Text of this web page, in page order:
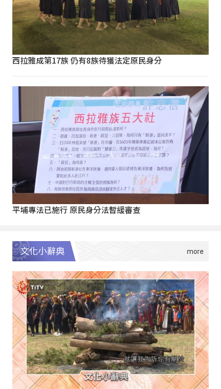
西拉雅成第17族 仍有8族待獲法定原民身分
平埔專法已施行 原民身分法暫緩審查
文化小辭典